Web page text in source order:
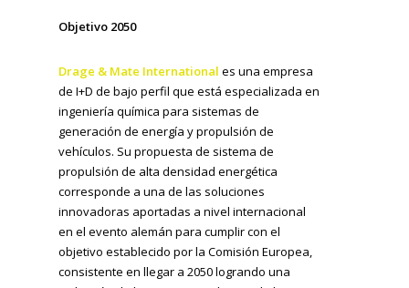
Objetivo 2050
Drage & Mate International es una empresa
de I+D de bajo perfil que está especializada en
ingeniería química para sistemas de
generación de energía y propulsión de
vehículos. Su propuesta de sistema de
propulsión de alta densidad energética
corresponde a una de las soluciones
innovadoras aportadas a nivel internacional
en el evento alemán para cumplir con el
objetivo establecido por la Comisión Europea,
consistente en llegar a 2050 logrando una